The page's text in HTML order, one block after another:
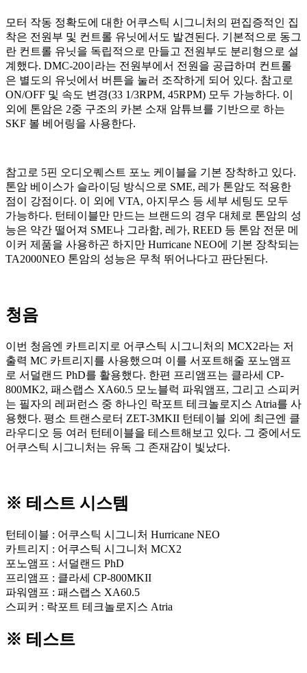
모터 작동 정확도에 대한 어쿠스틱 시그니처의 편집증적인 집
착은 전원부 및 컨트롤 유닛에서도 발견된다. 기본적으로 동그
란 컨트롤 유닛을 독립적으로 만들고 전원부도 분리형으로 설
계했다. DMC-20이라는 전원부에서 전원을 공급하며 컨트롤
은 별도의 유닛에서 버튼을 눌러 조작하게 되어 있다. 참고로
ON/OFF 및 속도 변경(33 1/3RPM, 45RPM) 모두 가능하다. 이
외에 톤암은 2중 구조의 카본 소재 암튜브를 기반으로 하는
SKF 볼 베어링을 사용한다.
참고로 5핀 오디오퀘스트 포노 케이블을 기본 장착하고 있다.
톤암 베이스가 슬라이딩 방식으로 SME, 레가 톤암도 적용한
점이 강점이다. 이 외에 VTA, 아지무스 등 세부 세팅도 모두
가능하다. 턴테이블만 만드는 브랜드의 경우 대체로 톤암의 성
능은 약간 떨어져 SME나 그라함, 레가, REED 등 톤암 전문 메
이커 제품을 사용하곤 하지만 Hurricane NEO에 기본 장착되는
TA2000NEO 톤암의 성능은 무척 뛰어나다고 판단된다.
청음
이번 청음엔 카트리지로 어쿠스틱 시그니처의 MCX2라는 저
출력 MC 카트리지를 사용했으며 이를 서포트해줄 포노앰프
로 서덜랜드 PhD를 활용했다. 한편 프리앰프는 클라세 CP-
800MK2, 패스랩스 XA60.5 모노블럭 파워앰프, 그리고 스피커
는 필자의 레퍼런스 중 하나인 락포트 테크놀로지스 Atria를 사
용했다. 평소 트랜스로터 ZET-3MKII 턴테이블 외에 최근엔 클
라우디오 등 여러 턴테이블을 테스트해보고 있다. 그 중에서도
어쿠스틱 시그니처는 유독 그 존재감이 빛났다.
※ 테스트 시스템
턴테이블 : 어쿠스틱 시그니처 Hurricane NEO
카트리지 : 어쿠스틱 시그니처 MCX2
포노앰프 : 서덜랜드 PhD
프리앰프 : 클라세 CP-800MKII
파워앰프 : 패스랩스 XA60.5
스피커 : 락포트 테크놀로지스 Atria
※ 테스트